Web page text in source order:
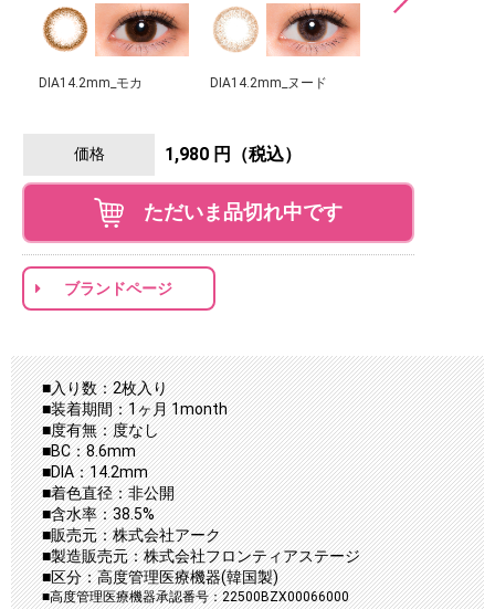
DIA14.2mm_モカ DIA14.2mm_ヌード
価格 1,980 円（税込）
ただいま品切れ中です
ブランドページ
■入り数：2枚入り
■装着期間：1ヶ月 1month
■度有無：度なし
■BC：8.6mm
■DIA：14.2mm
■着色直径：非公開
■含水率：38.5%
■販売元：株式会社アーク
■製造販売元：株式会社フロンティアステージ
■区分：高度管理医療機器(韓国製)
■高度管理医療機器承認番号：22500BZX00066000